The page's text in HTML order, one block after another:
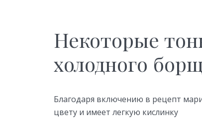
Некоторые
холодного
Благодаря включению в рецепт
цвету и имеет легкую кислинку